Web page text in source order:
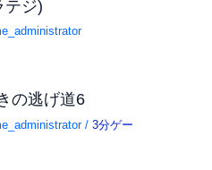
テジ)
の逃げ道6
/3分ゲー